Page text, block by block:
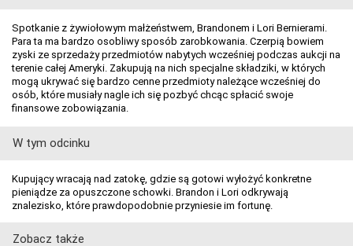
Spotkanie z żywiołowym małżeństwem, Brandonem i Lori Bernierami.
Para ta ma bardzo osobliwy sposób zarobkowania. Czerpią bowiem
zyski ze sprzedaży przedmiotów nabytych wcześniej podczas aukcji na
terenie całej Ameryki. Zakupują na nich specjalne składziki, w których
mogą ukrywać się bardzo cenne przedmioty należące wcześniej do
osób, które musiały nagle ich się pozbyć chcąc spłacić swoje
finansowe zobowiązania.
W tym odcinku
Kupujący wracają nad zatokę, gdzie są gotowi wyłożyć konkretne
pieniądze za opuszczone schowki. Brandon i Lori odkrywają
znalezisko, które prawdopodobnie przyniesie im fortunę.
Zobacz także